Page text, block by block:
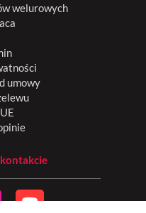
welurowych
umowy